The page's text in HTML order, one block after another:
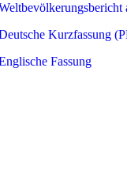
Kurzfassung
Fassung